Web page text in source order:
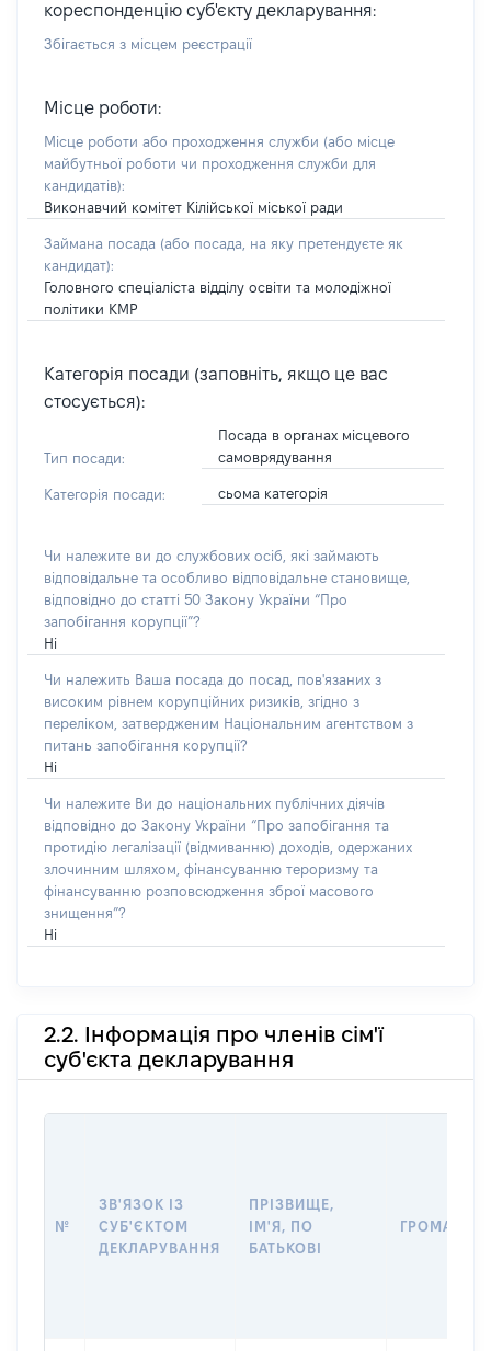
кореспонденцію суб'єкту декларування:
Збігається з місцем реєстрації
Місце роботи:
Місце роботи або проходження служби (або місце
майбутньої роботи чи проходження служби для
кандидатів):
Виконавчий комітет Кілійської міської ради
Займана посада (або посада, на яку претендуєте як
кандидат):
Головного спеціаліста відділу освіти та молодіжної
політики КМР
Категорія посади (заповніть, якщо це вас
стосується):
Тип посади:
Посада в органах місцевого
самоврядування
Категорія посади: сьома категорія
Чи належите ви до службових осіб, які займають
відповідальне та особливо відповідальне становище,
відповідно до статті 50 Закону України “Про
запобігання корупції”?
Ні
Чи належить Ваша посада до посад, пов'язаних з
високим рівнем корупційних ризиків, згідно з
переліком, затвердженим Національним агентством з
питань запобігання корупції?
Ні
Чи належите Ви до національних публічних діячів
відповідно до Закону України “Про запобігання та
протидію легалізації (відмиванню) доходів, одержаних
злочинним шляхом, фінансуванню тероризму та
фінансуванню розповсюдження зброї масового
знищення”?
Ні
2.2. Інформація про членів сім'ї
суб'єкта декларування
№
ЗВ'ЯЗОК ІЗ
СУБ'ЄКТОМ
ДЕКЛАРУВАННЯ
ПРІЗВИЩЕ,
ІМ'Я, ПО
БАТЬКОВІ